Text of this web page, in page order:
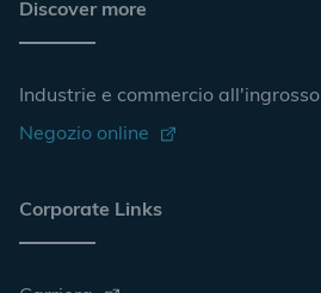
Discover more
Industrie e commercio all'ingrosso
Negozio online
Corporate Links